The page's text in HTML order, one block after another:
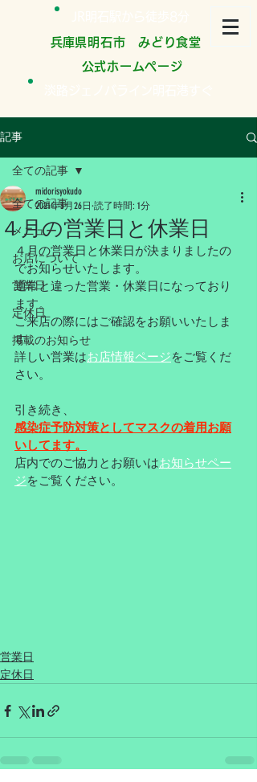
​兵庫県明石市 みどり食堂
公式ホームページ
記事
全ての記事
メニュー
お店について
営業日
定休日
掲載のお知らせ
全ての記事
４月の営業日と休業日
midorisyokudo
2021年3月26日 読了時間: 1分
４月の営業日と休業日が決まりましたの
でお知らせいたします。
通常と違った営業・休業日になっており
ます。
ご来店の際にはご確認をお願いいたしま
す。
詳しい営業はお店情報ページをご覧くだ
さい。
引き続き、
感染症予防対策としてマスクの着用お願
いしてます。
店内でのご協力とお願いはお知らせペー
ジをご覧ください。
営業日
定休日